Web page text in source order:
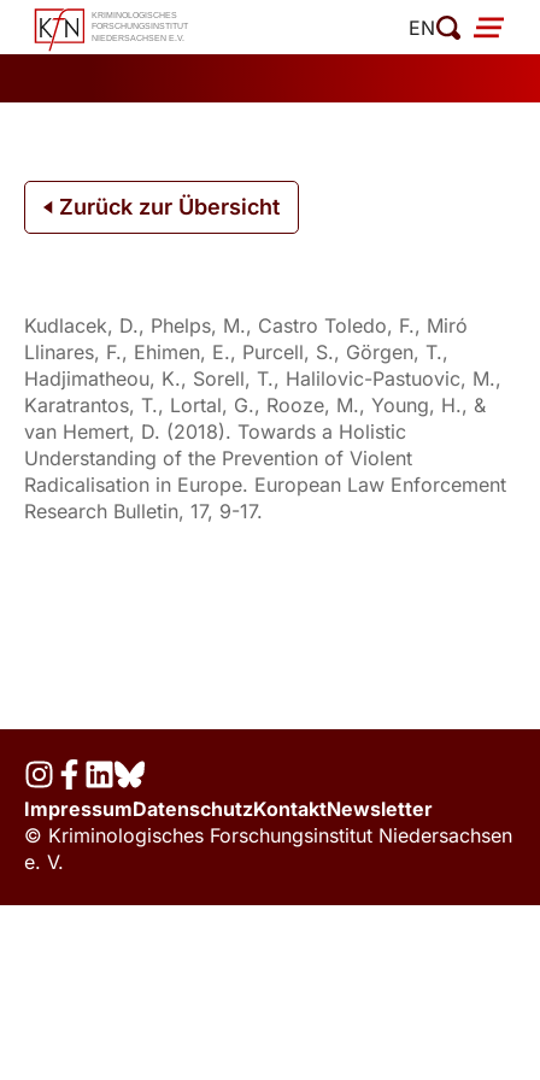
Zum
Inhalt
EN
Zurück zur Übersicht
Kudlacek, D., Phelps, M., Castro Toledo, F., Miró
Llinares, F., Ehimen, E., Purcell, S., Görgen, T.,
Hadjimatheou, K., Sorell, T., Halilovic-Pastuovic, M.,
Karatrantos, T., Lortal, G., Rooze, M., Young, H., &
van Hemert, D. (2018). Towards a Holistic
Understanding of the Prevention of Violent
Radicalisation in Europe. European Law Enforcement
Research Bulletin, 17, 9-17.
ImpressumDatenschutzKontaktNewsletter
© Kriminologisches Forschungsinstitut Niedersachsen
e. V.